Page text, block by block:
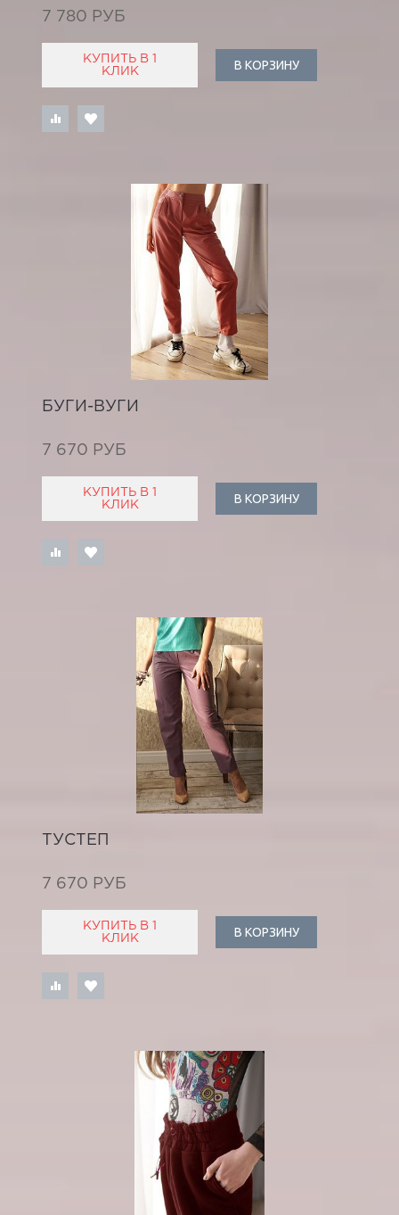
7 780 РУБ
КУПИТЬ В 1
КЛИК
В КОРЗИНУ
БУГИ-ВУГИ
7 670 РУБ
КУПИТЬ В 1
КЛИК
В КОРЗИНУ
ТУСТЕП
7 670 РУБ
КУПИТЬ В 1
КЛИК
В КОРЗИНУ